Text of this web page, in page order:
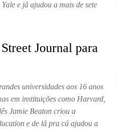
e já ajudou a mais de sete
Journal para
universidades aos 16 anos
em instituições como Harvard,
Jamie Beaton criou a
e de lá pra cá ajudou a